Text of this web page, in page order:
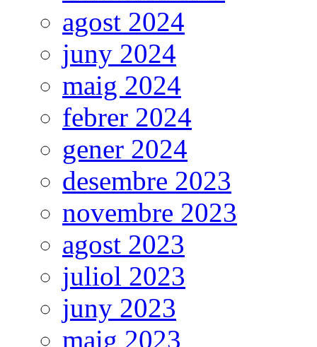
agost 2024
juny 2024
maig 2024
febrer 2024
gener 2024
desembre 2023
novembre 2023
agost 2023
juliol 2023
juny 2023
maig 2023